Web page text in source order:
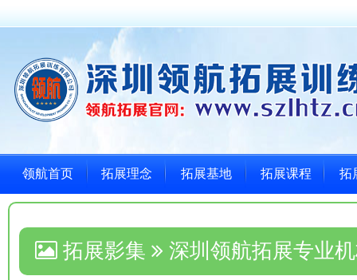
领航首页 拓展理念 拓展基地 拓展课程 拓
拓展影集 深圳领航拓展专业